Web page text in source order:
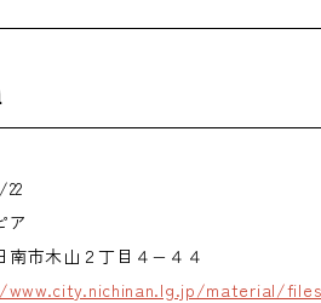
ア
南市木山２丁目４−４４
material/